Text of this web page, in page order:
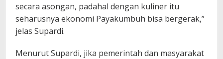
secara asongan, padahal dengan kuliner itu
seharusnya ekonomi Payakumbuh bisa bergerak,”
jelas Supardi.
Menurut Supardi, jika pemerintah dan masyarakat